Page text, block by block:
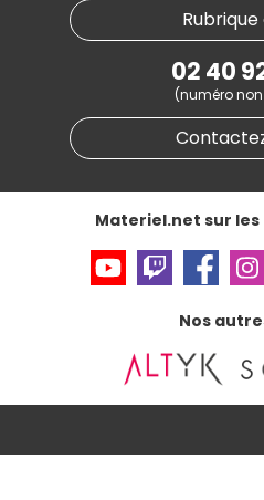
Materiel.net recrute
Notre programme d'affiliation
Partenariat & Sponsoring
Nos marques
Conditions générales de vente
Informations légales
Données personnelleset
Gérer vos cookies
Accessibilité : non conforme
02 40
(numéro
Materiel.net sur les
Nos